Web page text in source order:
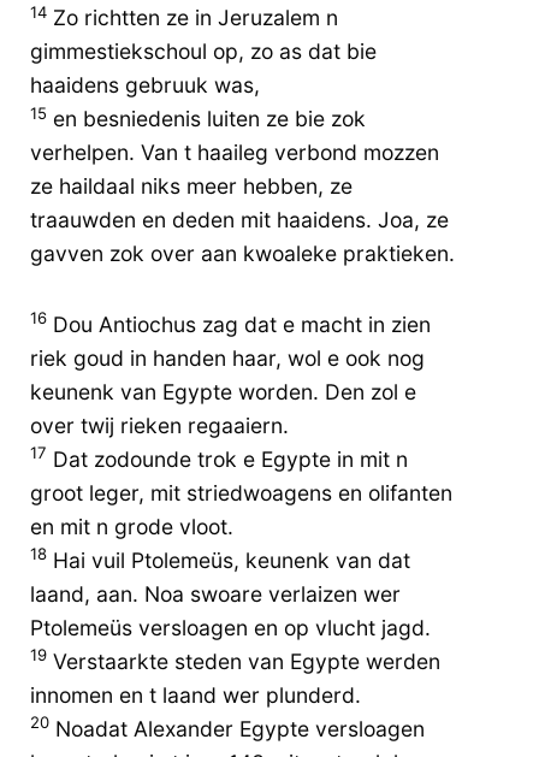
14 Zo richtten ze in Jeruzalem n
gimmestiekschoul op, zo as dat bie
haaidens gebruuk was,
15 en besniedenis luiten ze bie zok
verhelpen. Van t haaileg verbond mozzen
ze haildaal niks meer hebben, ze
traauwden en deden mit haaidens. Joa, ze
gavven zok over aan kwoaleke praktieken.
16 Dou Antiochus zag dat e macht in zien
riek goud in handen haar, wol e ook nog
keunenk van Egypte worden. Den zol e
over twij rieken regaaiern.
17 Dat zodounde trok e Egypte in mit n
groot leger, mit striedwoagens en olifanten
en mit n grode vloot.
18 Hai vuil Ptolemeüs, keunenk van dat
laand, aan. Noa swoare verlaizen wer
Ptolemeüs versloagen en op vlucht jagd.
19 Verstaarkte steden van Egypte werden
innomen en t laand wer plunderd.
20 Noadat Alexander Egypte versloagen